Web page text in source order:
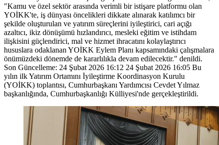
"Kamu ve özel sektör arasında verimli bir istişare platformu olan
YOİKK'te, iş dünyası öncelikleri dikkate alınarak katılımcı bir
şekilde oluşturulan ve yatırım süreçlerini iyileştirici, cari açığı
azaltıcı, ikiz dönüşümü hızlandırıcı, mesleki eğitim ve istihdam
ilişkisini güçlendirici, mal ve hizmet ihracatını kolaylaştırıcı
hususlara odaklanan YOİKK Eylem Planı kapsamındaki çalışmalara
önümüzdeki dönemde de kararlılıkla devam edilecektir." denildi.
Son Güncelleme: 24 Şubat 2026 16:12 24 Şubat 2026 16:05 Bu
yılın ilk Yatırım Ortamını İyileştirme Koordinasyon Kurulu
(YOİKK) toplantısı, Cumhurbaşkanı Yardımcısı Cevdet Yılmaz
başkanlığında, Cumhurbaşkanlığı Külliyesi'nde gerçekleştirildi.